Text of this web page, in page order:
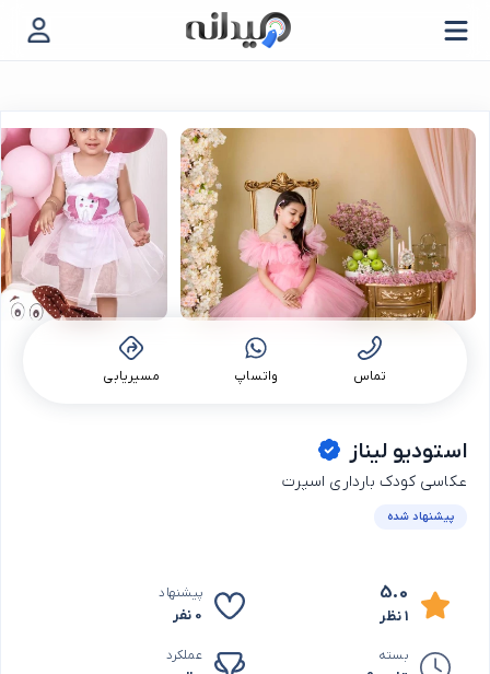
تماس واتساپ مسیریابی
استودیو لیناز
عکاسی کودک بارداری اسپرت
پیشنهاد شده
5.0
1 نظر
پیشنهاد
0 نفر
بسته عملکرد